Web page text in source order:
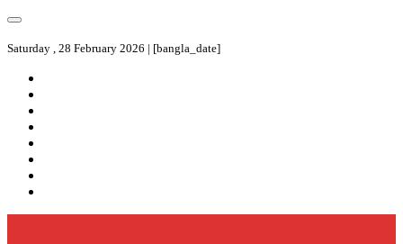
Saturday , 28 February 2026 | [bangla_date]